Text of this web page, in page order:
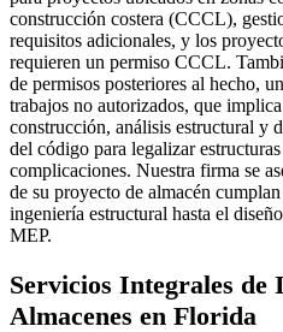
construcción costera (CCCL),
requisitos adicionales, y los
requieren un permiso CCCL.
de permisos posteriores al hecho,
trabajos no autorizados, que
construcción, análisis estructural y
del código para legalizar
complicaciones. Nuestra firma se
de su proyecto de almacén
ingeniería estructural hasta el
MEP.
Servicios Integrales de
Almacenes en Florida